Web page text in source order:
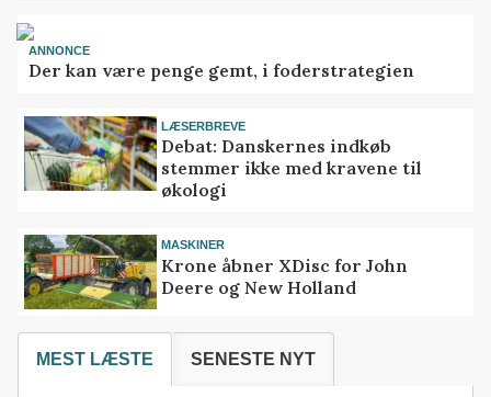
ANNONCE
Der kan være penge gemt, i foderstrategien
LÆSERBREVE
Debat: Danskernes indkøb
stemmer ikke med kravene til
økologi
MASKINER
Krone åbner XDisc for John
Deere og New Holland
MEST LÆSTE SENESTE NYT